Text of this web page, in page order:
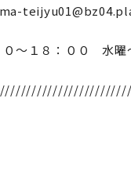
０～１８：００